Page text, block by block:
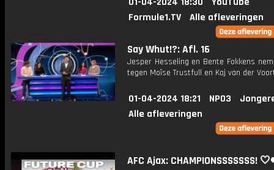
Formule1.TV
Alle afleveringen
Say Whut!?: Afl. 16
Jesper Hesseling en Bente Fokkens
tegen Moïse Trustfull en Kaj van der
01-04-2024 18:21 NPO3
Alle afleveringen
AFC Ajax: CHAMPIONSSSSSSS!